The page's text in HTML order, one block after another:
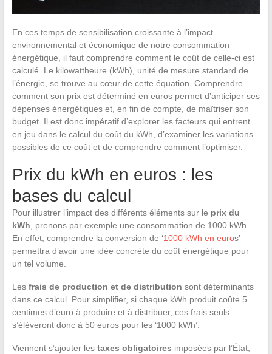
En ces temps de sensibilisation croissante à l’impact
environnemental et économique de notre consommation
énergétique, il faut comprendre comment le coût de celle-ci est
calculé. Le kilowattheure (kWh), unité de mesure standard de
l’énergie, se trouve au cœur de cette équation. Comprendre
comment son prix est déterminé en euros permet d’anticiper ses
dépenses énergétiques et, en fin de compte, de maîtriser son
budget. Il est donc impératif d’explorer les facteurs qui entrent
en jeu dans le calcul du coût du kWh, d’examiner les variations
possibles de ce coût et de comprendre comment l’optimiser.
Prix du kWh en euros : les
bases du calcul
Pour illustrer l’impact des différents éléments sur le prix du
kWh , prenons par exemple une consommation de 1000 kWh.
En effet, comprendre la conversion de ‘1000 kWh en euros’
permettra d’avoir une idée concrète du coût énergétique pour
un tel volume.
Les frais de production et de distribution sont déterminants
dans ce calcul. Pour simplifier, si chaque kWh produit coûte 5
centimes d’euro à produire et à distribuer, ces frais seuls
s’élèveront donc à 50 euros pour les ‘1000 kWh’.
Viennent s’ajouter les taxes obligatoires imposées par l’État,